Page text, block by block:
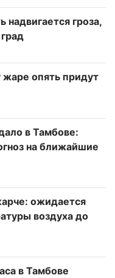
надвигается гроза,
опять придут
в Тамбове:
на ближайшие
ожидается
воздуха до
в Тамбове